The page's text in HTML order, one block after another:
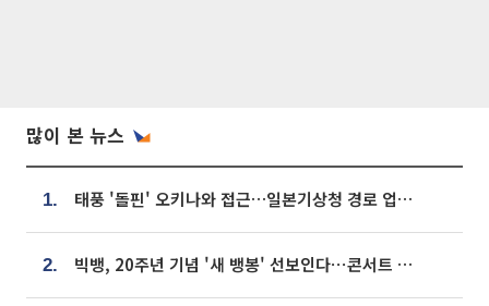
많이 본 뉴스
1. 태풍 '돌핀' 오키나와 접근…일본기상청 경로 업데이트
2. 빅뱅, 20주년 기념 '새 뱅봉' 선보인다⋯콘서트 앞두고 팝업 개최